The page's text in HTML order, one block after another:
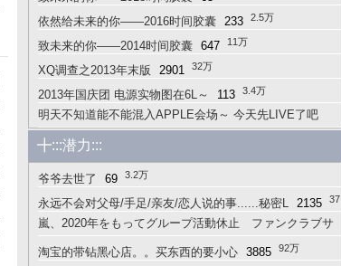
依然给未来的你——2016时间胶囊 233 2.5万
致未来的你——2014时间胶囊 647 11万
XQ调查之2013年末版 2901 32万
2013年国庆团 电源实物图在6L～ 113 3.4万
明天不知道能不能混入APPLE会场～ 今天先LIVE了吧
～ 51 1.9万
╋:::潜力:::
爷爷去世了 69 3.2万
永远不会对父母/手足/亲友/恋人说的事......秘密L 2135 37
万
嵐、2020年をもってグループ活動休止 ファンクラブサ
イトで 1117 19万
淘宝的带钻黑心店。。买东西的要小心 3885 92万